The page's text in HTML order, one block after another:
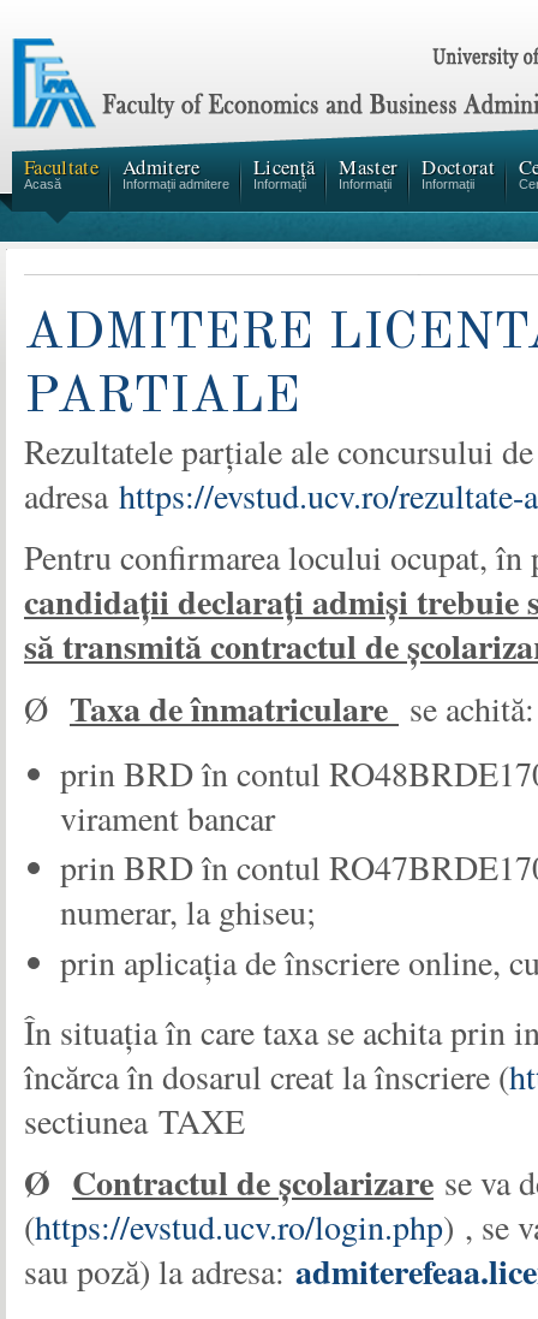
Facultate
Acasă
Admitere
Informații admitere
Licență
Informații
Master
Informații
Doctorat
Informații
ADMITERE
PARTIALE
Rezultatele parțiale ale concursului
adresa https://evstud.ucv.ro/rezultate-
Pentru confirmarea locului ocupat,
candidații declarați admiși trebuie
să transmită contractul de
Ø Taxa de înmatriculare se achită:
prin BRD în contul
virament bancar
prin BRD în contul
numerar, la ghiseu;
prin aplicația de înscriere online,
În situația în care taxa se achita prin
încărca în dosarul creat la înscriere (
sectiunea TAXE
Ø Contractul de școlarizare se va
(https://evstud.ucv.ro/login.php) , se
sau poză) la adresa: